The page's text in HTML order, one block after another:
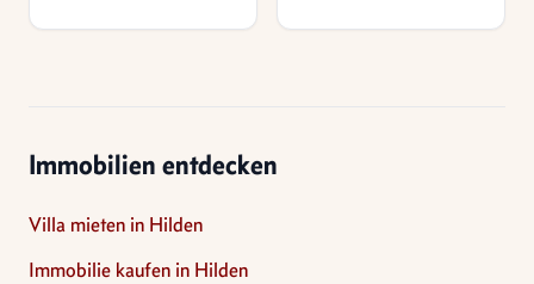
Immobilien entdecken
Villa mieten in Hilden
Immobilie kaufen in Hilden